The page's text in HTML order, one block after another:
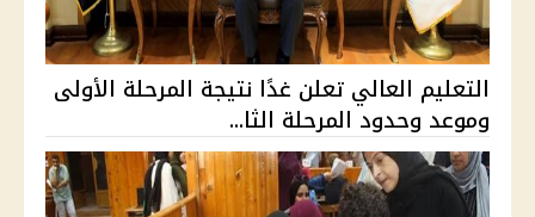
التعليم العالي تعلن غدًا نتيجة المرحلة الأولى
وموعد وحدود المرحلة الثا...